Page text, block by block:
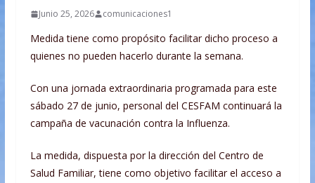
Junio 25, 2026 comunicaciones1
Medida tiene como propósito facilitar dicho proceso a
quienes no pueden hacerlo durante la semana.
Con una jornada extraordinaria programada para este
sábado 27 de junio, personal del CESFAM continuará la
campaña de vacunación contra la Influenza.
La medida, dispuesta por la dirección del Centro de
Salud Familiar, tiene como objetivo facilitar el acceso a